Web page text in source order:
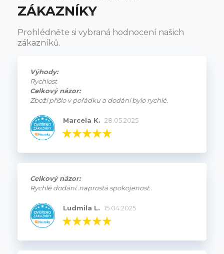
ZÁKAZNÍKY
Prohlédněte si vybraná hodnocení našich
zákazníků.
Výhody:
Rychlost
Celkový názor:
Zboží přišlo v pořádku a dodání bylo rychlé.
Marcela K. 28.05.2025
Celkový názor:
Rychlé dodání..naprostá spokojenost..
Ludmila L. 15.04.2025